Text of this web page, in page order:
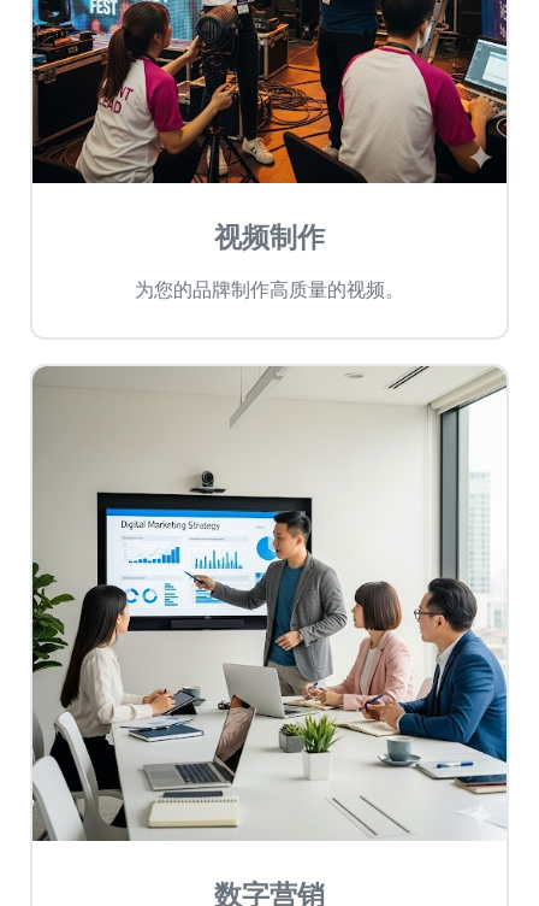
视频制作
为您的品牌制作高质量的视频。
数字营销